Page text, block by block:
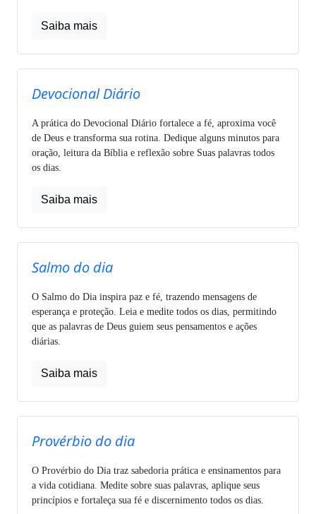
Saiba mais
Devocional Diário
A prática do Devocional Diário fortalece a fé, aproxima você
de Deus e transforma sua rotina. Dedique alguns minutos para
oração, leitura da Bíblia e reflexão sobre Suas palavras todos
os dias.
Saiba mais
Salmo do dia
O Salmo do Dia inspira paz e fé, trazendo mensagens de
esperança e proteção. Leia e medite todos os dias, permitindo
que as palavras de Deus guiem seus pensamentos e ações
diárias.
Saiba mais
Provérbio do dia
O Provérbio do Dia traz sabedoria prática e ensinamentos para
a vida cotidiana. Medite sobre suas palavras, aplique seus
princípios e fortaleça sua fé e discernimento todos os dias.